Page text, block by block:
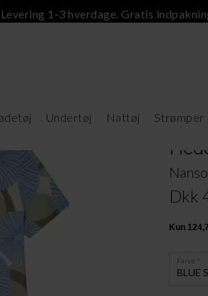
Levering 1-3 hverdage. Gratis
Undertøj Nattøj Strømper
Nanso
Dkk
BLUE
Farve